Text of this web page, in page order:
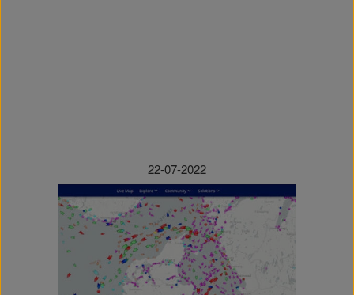
22-07-2022